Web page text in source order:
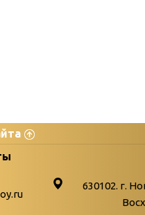
новых поступлений
Народ. Победа.
630102. г.